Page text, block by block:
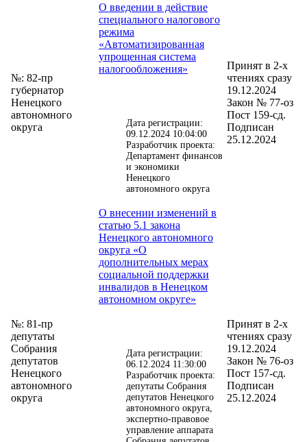
№: 82-пр
губернатор
Ненецкого
автономного
округа
О введении в действие
специального налогового
режима
«Автоматизированная
упрощенная система
налогообложения»
Дата регистрации:
09.12.2024 10:04:00
Разработчик проекта:
Департамент финансов
и экономики
Ненецкого
автономного округа
Принят в 2-х
чтениях сразу
19.12.2024
Закон № 77-оз
Пост 159-сд.
Подписан
25.12.2024
№: 81-пр
депутаты
Собрания
депутатов
Ненецкого
автономного
округа
О внесении изменений в
статью 5.1 закона
Ненецкого автономного
округа «О
дополнительных мерах
социальной поддержки
инвалидов в Ненецком
автономном округе»
Дата регистрации:
06.12.2024 11:30:00
Разработчик проекта:
депутаты Собрания
депутатов Ненецкого
автономного округа,
экспертно-правовое
управление аппарата
Принят в 2-х
чтениях сразу
19.12.2024
Закон № 76-оз
Пост 157-сд.
Подписан
25.12.2024